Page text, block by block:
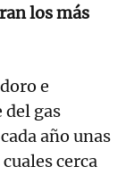
los más
e
gas
año unas
cerca